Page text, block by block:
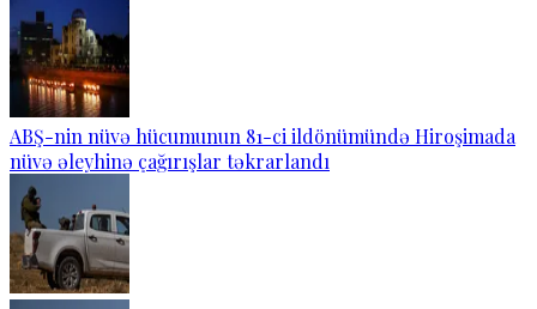
ABŞ-nin nüvə hücumunun 81-ci ildönümündə Hiroşimada
nüvə əleyhinə çağırışlar təkrarlandı